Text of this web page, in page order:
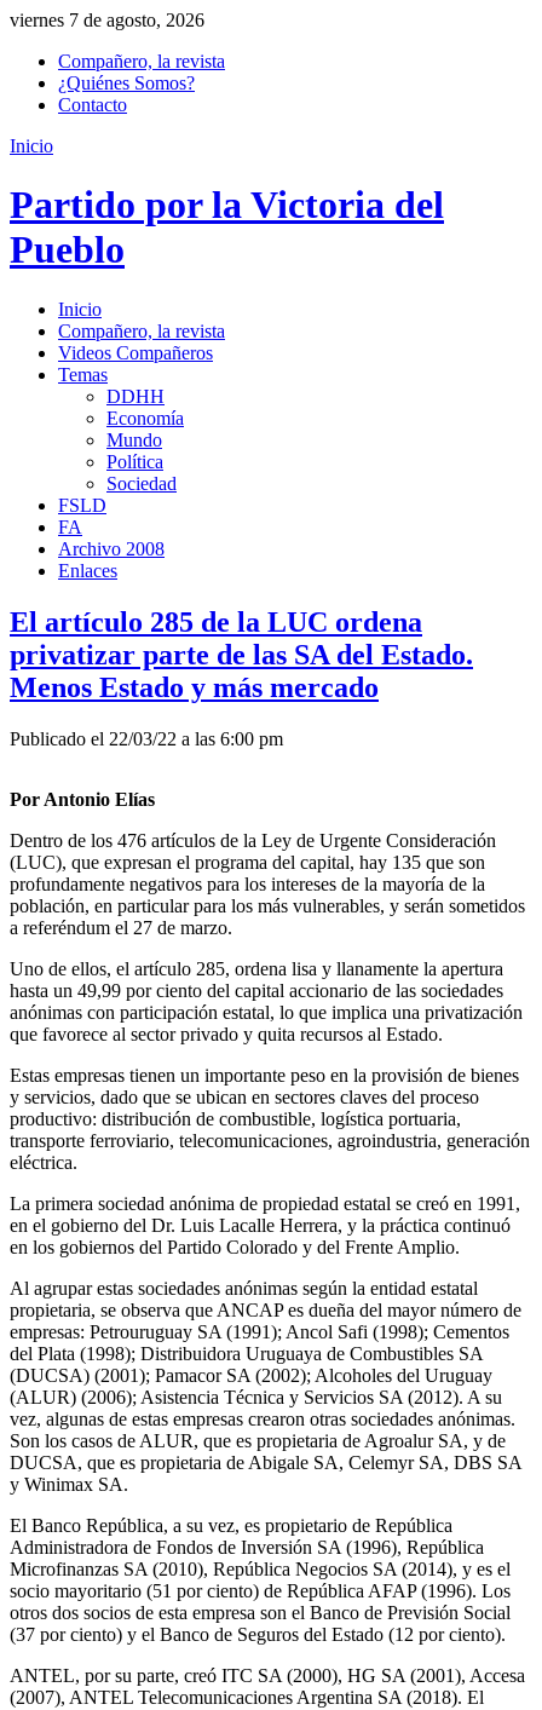
viernes 7 de agosto, 2026
Compañero, la revista
¿Quiénes Somos?
Contacto
Inicio
Partido por la Victoria del
Pueblo
Inicio
Compañero, la revista
Videos Compañeros
Temas
DDHH
Economía
Mundo
Política
Sociedad
FSLD
FA
Archivo 2008
Enlaces
El artículo 285 de la LUC ordena
privatizar parte de las SA del Estado.
Menos Estado y más mercado
Publicado el 22/03/22 a las 6:00 pm
Por Antonio Elías
Dentro de los 476 artículos de la Ley de Urgente Consideración
(LUC), que expresan el programa del capital, hay 135 que son
profundamente negativos para los intereses de la mayoría de la
población, en particular para los más vulnerables, y serán sometidos
a referéndum el 27 de marzo.
Uno de ellos, el artículo 285, ordena lisa y llanamente la apertura
hasta un 49,99 por ciento del capital accionario de las sociedades
anónimas con participación estatal, lo que implica una privatización
que favorece al sector privado y quita recursos al Estado.
Estas empresas tienen un importante peso en la provisión de bienes
y servicios, dado que se ubican en sectores claves del proceso
productivo: distribución de combustible, logística portuaria,
transporte ferroviario, telecomunicaciones, agroindustria, generación
eléctrica.
La primera sociedad anónima de propiedad estatal se creó en 1991,
en el gobierno del Dr. Luis Lacalle Herrera, y la práctica continuó
en los gobiernos del Partido Colorado y del Frente Amplio.
Al agrupar estas sociedades anónimas según la entidad estatal
propietaria, se observa que ANCAP es dueña del mayor número de
empresas: Petrouruguay SA (1991); Ancol Safi (1998); Cementos
del Plata (1998); Distribuidora Uruguaya de Combustibles SA
(DUCSA) (2001); Pamacor SA (2002); Alcoholes del Uruguay
(ALUR) (2006); Asistencia Técnica y Servicios SA (2012). A su
vez, algunas de estas empresas crearon otras sociedades anónimas.
Son los casos de ALUR, que es propietaria de Agroalur SA, y de
DUCSA, que es propietaria de Abigale SA, Celemyr SA, DBS SA
y Winimax SA.
El Banco República, a su vez, es propietario de República
Administradora de Fondos de Inversión SA (1996), República
Microfinanzas SA (2010), República Negocios SA (2014), y es el
socio mayoritario (51 por ciento) de República AFAP (1996). Los
otros dos socios de esta empresa son el Banco de Previsión Social
(37 por ciento) y el Banco de Seguros del Estado (12 por ciento).
ANTEL, por su parte, creó ITC SA (2000), HG SA (2001), Accesa
(2007), ANTEL Telecomunicaciones Argentina SA (2018). El